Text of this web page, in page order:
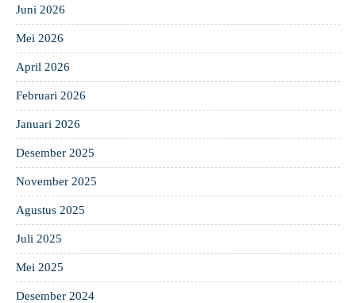
Juni 2026
Mei 2026
April 2026
Februari 2026
Januari 2026
Desember 2025
November 2025
Agustus 2025
Juli 2025
Mei 2025
Desember 2024